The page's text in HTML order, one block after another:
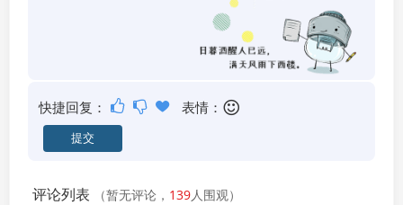
快捷回复： 表情：
评论列表 （暂无评论， 139人围观）